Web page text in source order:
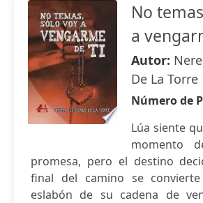
No
a
Autor:
De La Torre
Número de
Lúa siente
momento
promesa, pero el destino
final del camino se
eslabón de su cadena de